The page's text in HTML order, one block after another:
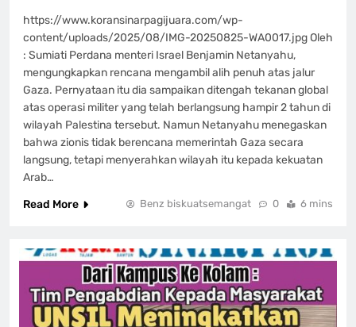
https://www.koransinarpagijuara.com/wp-
content/uploads/2025/08/IMG-20250825-WA0017.jpg Oleh
: Sumiati Perdana menteri Israel Benjamin Netanyahu,
mengungkapkan rencana mengambil alih penuh atas jalur
Gaza. Pernyataan itu dia sampaikan ditengah tekanan global
atas operasi militer yang telah berlangsung hampir 2 tahun di
wilayah Palestina tersebut. Namun Netanyahu menegaskan
bahwa zionis tidak berencana memerintah Gaza secara
langsung, tetapi menyerahkan wilayah itu kepada kekuatan
Arab…
Read More
Benz biskuatsemangat 0 6 mins